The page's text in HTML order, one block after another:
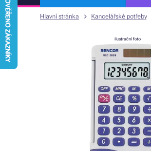
Hlavní stránka Kancelářské potřeby
ilustrační foto